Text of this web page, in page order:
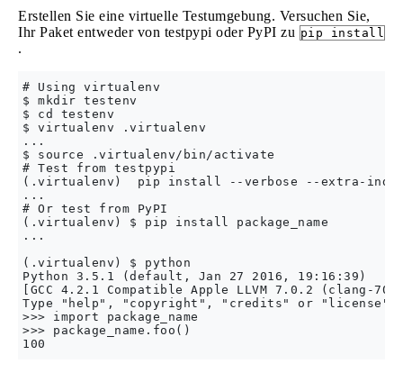
Erstellen Sie eine virtuelle Testumgebung. Versuchen Sie,
Ihr Paket entweder von testpypi oder PyPI zu pip install
.
# Using virtualenv
$ mkdir testenv
$ cd testenv
$ virtualenv .virtualenv
...
$ source .virtualenv/bin/activate
# Test from testpypi
(.virtualenv)  pip install --verbose --extra-
...
# Or test from PyPI
(.virtualenv) $ pip install package_name
...
(.virtualenv) $ python
Python 3.5.1 (default, Jan 27 2016, 19:16:39)
[GCC 4.2.1 Compatible Apple LLVM 7.0.2 (clang-
Type "help", "copyright", "credits" or "license"
>>> import package_name
>>> package_name.foo()